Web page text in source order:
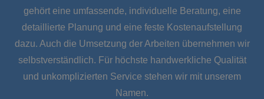
gehört eine umfassende, individuelle Beratung, eine
detaillierte Planung und eine feste Kostenaufstellung
dazu. Auch die Umsetzung der Arbeiten übernehmen wir
selbstverständlich. Für höchste handwerkliche Qualität
und unkomplizierten Service stehen wir mit unserem
Namen.